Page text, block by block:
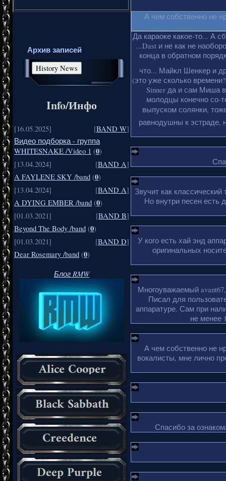
Архив записей
Info/Инфо
[16.05.2025] [BAND W]
Видео подборка - группа
WHITESNAKE /Video 1 (0)
[13.04.2024]
[BAND A]
A FAYLENE SKY /band (0)
[13.04.2024]
[BAND A]
A DYING EMBER /band (0)
[01.03.2021]
[BAND B]
Beyond The Body /band (0)
[01.03.2021]
[BAND D]
Dear Rosemary /band (0)
Блог RMW
А чем собственно не
Да караоке какое-то... А
...Dast и не как не
конца в обратном
что... Майкл Шенкер и
(это уже сколько
Sinner да и сам Миша
молодцы конечно со-
выпуском солянки,
равнодушны к эстраде,
Звучит как
Но внутри песен есть
У кого есть хай энд
оригинальных
Многоуважаемый
Писал для
аппаратуре. Сам при
не менее
А чем собственно не
вокалисты, мне лично
Спасибо за